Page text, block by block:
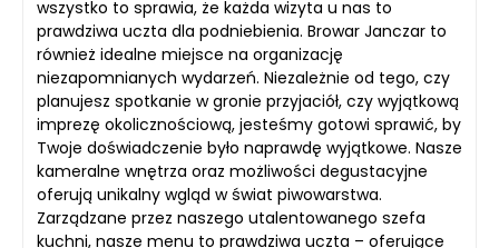
wszystko to sprawia, że każda wizyta u nas to
prawdziwa uczta dla podniebienia. Browar Janczar to
również idealne miejsce na organizację
niezapomnianych wydarzeń. Niezależnie od tego, czy
planujesz spotkanie w gronie przyjaciół, czy wyjątkową
imprezę okolicznościową, jesteśmy gotowi sprawić, by
Twoje doświadczenie było naprawdę wyjątkowe. Nasze
kameralne wnętrza oraz możliwości degustacyjne
oferują unikalny wgląd w świat piwowarstwa.
Zarządzane przez naszego utalentowanego szefa
kuchni, nasze menu to prawdziwa uczta – oferujące